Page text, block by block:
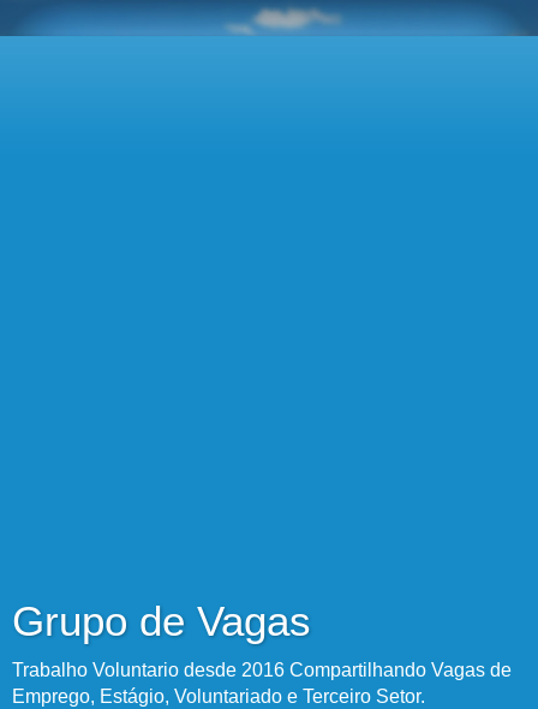
Grupo de Vagas
Trabalho Voluntario desde 2016 Compartilhando Vagas de
Emprego, Estágio, Voluntariado e Terceiro Setor.